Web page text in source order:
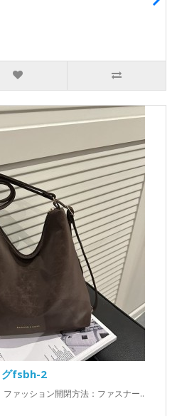
グfsbh-2
ァッション開閉方法：ファスナー..